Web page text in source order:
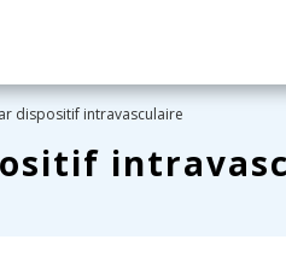
dispositif intravasculaire